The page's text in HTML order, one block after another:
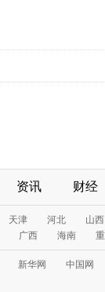
资讯 财经
天津 河北
山西
广西 海南
新华网
中国网